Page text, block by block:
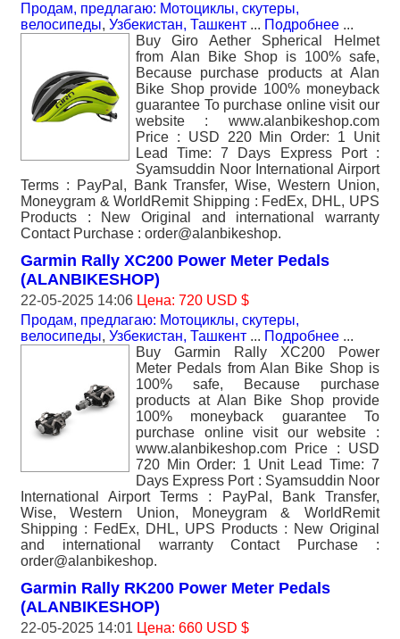
Продам, предлагаю: Мотоциклы, скутеры,
велосипеды, Узбекистан, Ташкент ... Подробнее ...
Buy Giro Aether Spherical Helmet
from Alan Bike Shop is 100% safe,
Because purchase products at Alan
Bike Shop provide 100% moneyback
guarantee To purchase online visit our
website : www.alanbikeshop.com
Price : USD 220 Min Order: 1 Unit
Lead Time: 7 Days Express Port :
Syamsuddin Noor International Airport
Terms : PayPal, Bank Transfer, Wise, Western Union,
Moneygram & WorldRemit Shipping : FedEx, DHL, UPS
Products : New Original and international warranty
Contact Purchase : order@alanbikeshop.
Garmin Rally XC200 Power Meter Pedals
(ALANBIKESHOP)
22-05-2025 14:06 Цена: 720 USD $
Продам, предлагаю: Мотоциклы, скутеры,
велосипеды, Узбекистан, Ташкент ... Подробнее ...
Buy Garmin Rally XC200 Power
Meter Pedals from Alan Bike Shop is
100% safe, Because purchase
products at Alan Bike Shop provide
100% moneyback guarantee To
purchase online visit our website :
www.alanbikeshop.com Price : USD
720 Min Order: 1 Unit Lead Time: 7
Days Express Port : Syamsuddin Noor
International Airport Terms : PayPal, Bank Transfer,
Wise, Western Union, Moneygram & WorldRemit
Shipping : FedEx, DHL, UPS Products : New Original
and international warranty Contact Purchase :
order@alanbikeshop.
Garmin Rally RK200 Power Meter Pedals
(ALANBIKESHOP)
22-05-2025 14:01 Цена: 660 USD $